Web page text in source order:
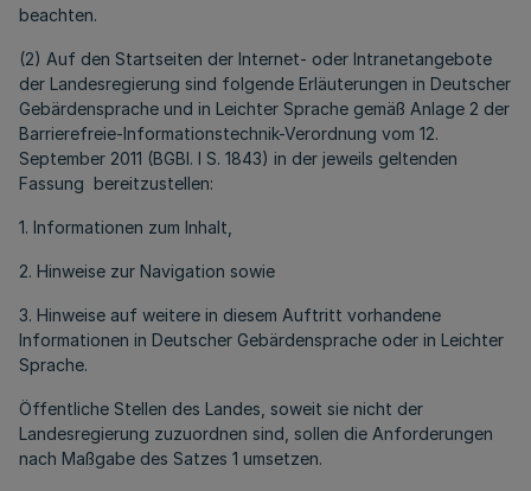
beachten.
(2) Auf den Startseiten der Internet- oder Intranetangebote
der Landesregierung sind folgende Erläuterungen in Deutscher
Gebärdensprache und in Leichter Sprache gemäß Anlage 2 der
Barrierefreie-Informationstechnik-Verordnung vom 12.
September 2011 (BGBl. I S. 1843) in der jeweils geltenden
Fassung bereitzustellen:
1. Informationen zum Inhalt,
2. Hinweise zur Navigation sowie
3. Hinweise auf weitere in diesem Auftritt vorhandene
Informationen in Deutscher Gebärdensprache oder in Leichter
Sprache.
Öffentliche Stellen des Landes, soweit sie nicht der
Landesregierung zuzuordnen sind, sollen die Anforderungen
nach Maßgabe des Satzes 1 umsetzen.